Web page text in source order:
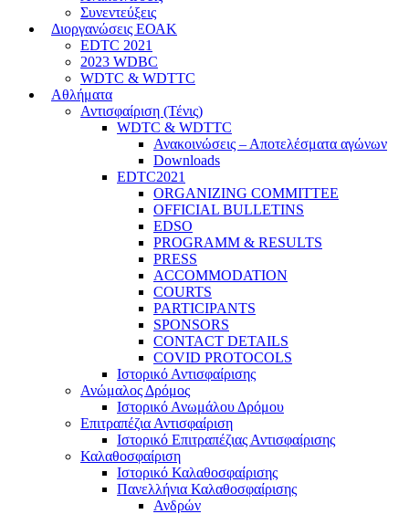
Συνεντεύξεις
Διοργανώσεις ΕΟΑΚ
EDTC 2021
2023 WDBC
WDTC & WDTTC
Αθλήματα
Αντισφαίριση (Τένις)
WDTC & WDTTC
Ανακοινώσεις – Αποτελέσματα αγώνων
Downloads
EDTC2021
ORGANIZING COMMITTEE
OFFICIAL BULLETINS
EDSO
PROGRAMM & RESULTS
PRESS
ACCOMMODATION
COURTS
PARTICIPANTS
SPONSORS
CONTACT DETAILS
COVID PROTOCOLS
Ιστορικό Αντισφαίρισης
Ανώμαλος Δρόμος
Ιστορικό Ανωμάλου Δρόμου
Επιτραπέζια Αντισφαίριση
Ιστορικό Επιτραπέζιας Αντισφαίρισης
Καλαθοσφαίριση
Ιστορικό Καλαθοσφαίρισης
Πανελλήνια Καλαθοσφαίρισης
Ανδρών